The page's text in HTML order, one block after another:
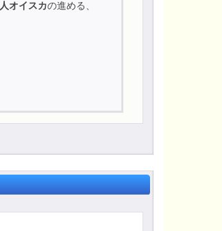
オイスカの進める、